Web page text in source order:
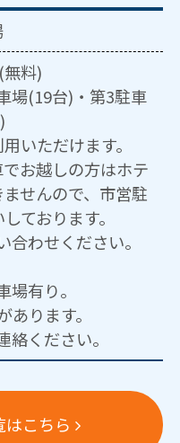
料)
場(19台)・第3駐車
いただけます。
お越しの方はホテ
せんので、市営駐
ております。
わせください。
場有り。
ります。
ください。
はこちら